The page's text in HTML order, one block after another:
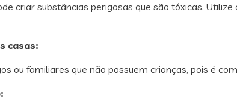
criar substâncias perigosas que são tóxicas.
casas:
ou familiares que não possuem crianças, pois é